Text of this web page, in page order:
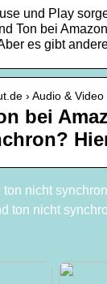
und Play
Ton bei
es gibt
› Audio & Video
bei
ton nicht
ton nicht